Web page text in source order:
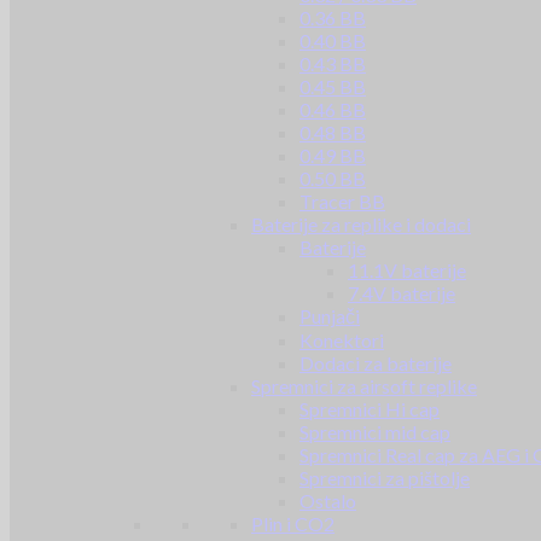
0.36 BB
0.40 BB
0.43 BB
0.45 BB
0.46 BB
0.48 BB
0.49 BB
0.50 BB
Tracer BB
Baterije za replike i dodaci
Baterije
11.1V baterije
7.4V baterije
Punjači
Konektori
Dodaci za baterije
Spremnici za airsoft replike
Spremnici Hi cap
Spremnici mid cap
Spremnici Real cap za AEG i
Spremnici za pištolje
Ostalo
Plin i CO2